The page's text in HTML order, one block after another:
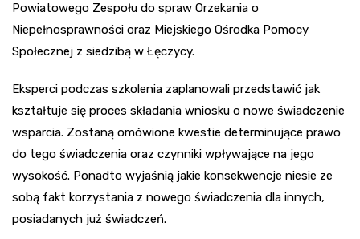
Powiatowego Zespołu do spraw Orzekania o
Niepełnosprawności oraz Miejskiego Ośrodka Pomocy
Społecznej z siedzibą w Łęczycy.
Eksperci podczas szkolenia zaplanowali przedstawić jak
kształtuje się proces składania wniosku o nowe świadczenie
wsparcia. Zostaną omówione kwestie determinujące prawo
do tego świadczenia oraz czynniki wpływające na jego
wysokość. Ponadto wyjaśnią jakie konsekwencje niesie ze
sobą fakt korzystania z nowego świadczenia dla innych,
posiadanych już świadczeń.